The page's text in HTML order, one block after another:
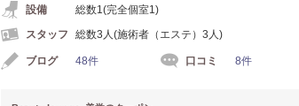
設備
総数1(完全個室1)
スタッフ
総数3人(施術者（エステ）3人)
ブログ 48件 口コミ 8件